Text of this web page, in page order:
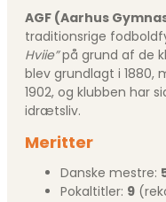
AGF (Aarhus
traditionsrige
Hviie”på grund af de
blev grundlagt i 1880,
1902, og klubben har
idrætsliv.
Meritter
Danske mestre:
Pokaltitler: 9